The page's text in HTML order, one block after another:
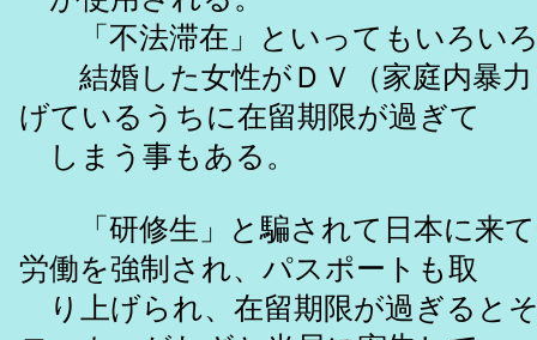
「不法滞在」といってもいろい
結婚した女性がＤＶ（家庭内暴力
げているうちに在留期限が過ぎて
しまう事もある。
「研修生」と騙されて日本に来て
労働を強制され、パスポートも取
り上げられ、在留期限が過ぎると